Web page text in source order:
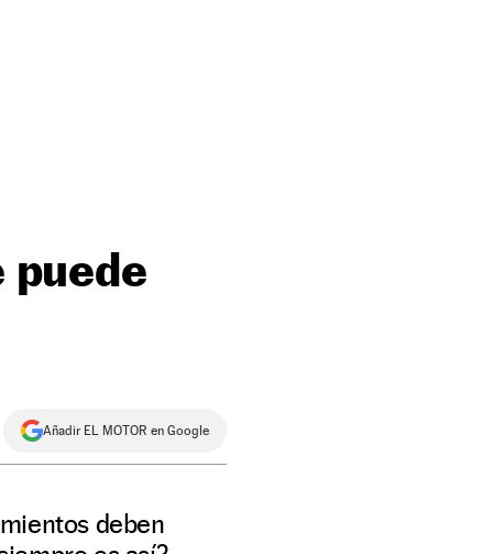
puede
Añadir EL MOTOR en Google
deben